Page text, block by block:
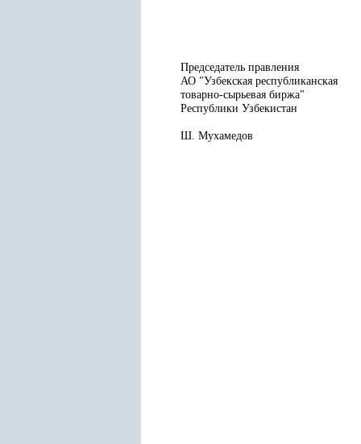
Председатель правления
АО "Узбекская республиканская
товарно-сырьевая биржа"
Республики Узбекистан
Ш. Мухамедов